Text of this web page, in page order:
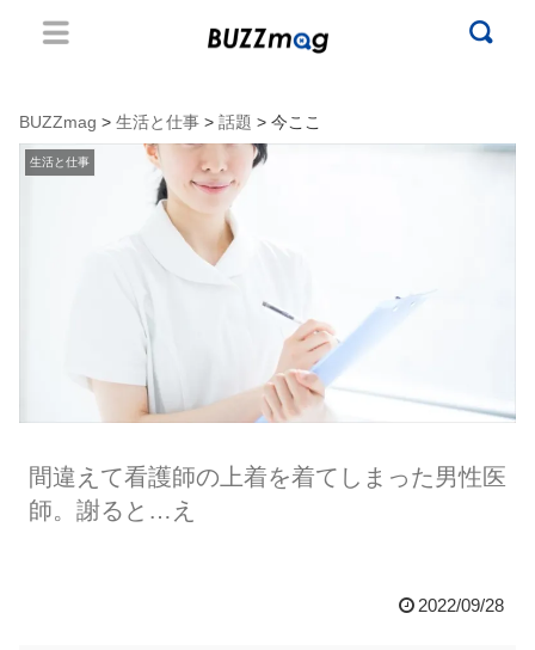
BUZZmag > 生活と仕事 > 話題 > 今ここ
生活と仕事
間違えて看護師の上着を着てしまった男性医
師。謝ると…え
2022/09/28